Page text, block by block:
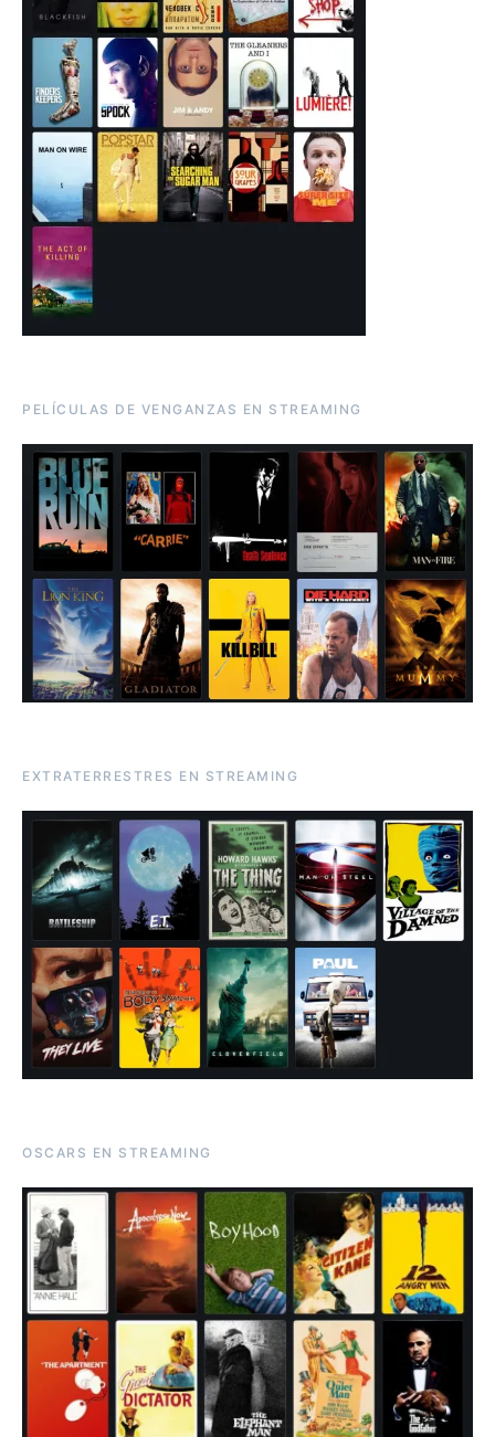
PELÍCULAS DE VENGANZAS EN STREAMING
EXTRATERRESTRES EN STREAMING
OSCARS EN STREAMING